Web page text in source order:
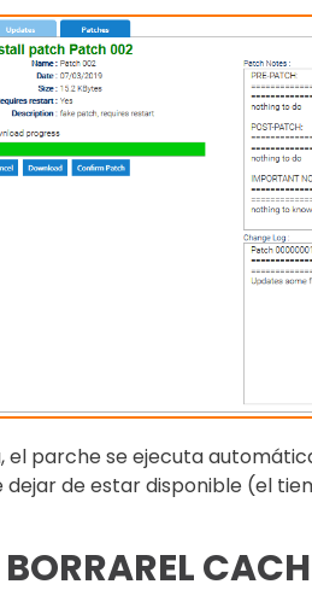
el parche se ejecuta
dejar de estar disponible (el
BORRAREL